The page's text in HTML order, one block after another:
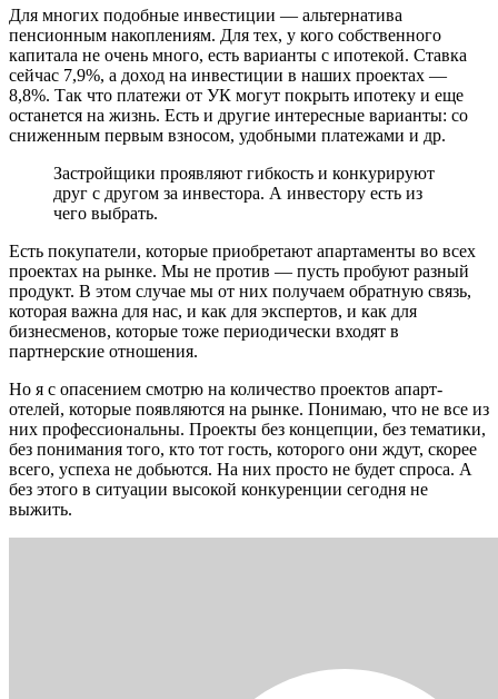
Для многих подобные инвестиции — альтернатива
пенсионным накоплениям. Для тех, у кого собственного
капитала не очень много, есть варианты с ипотекой. Ставка
сейчас 7,9%, а доход на инвестиции в наших проектах —
8,8%. Так что платежи от УК могут покрыть ипотеку и еще
останется на жизнь. Есть и другие интересные варианты: со
сниженным первым взносом, удобными платежами и др.
Застройщики проявляют гибкость и конкурируют
друг с другом за инвестора. А инвестору есть из
чего выбрать.
Есть покупатели, которые приобретают апартаменты во всех
проектах на рынке. Мы не против — пусть пробуют разный
продукт. В этом случае мы от них получаем обратную связь,
которая важна для нас, и как для экспертов, и как для
бизнесменов, которые тоже периодически входят в
партнерские отношения.
Но я с опасением смотрю на количество проектов апарт-
отелей, которые появляются на рынке. Понимаю, что не все из
них профессиональны. Проекты без концепции, без тематики,
без понимания того, кто тот гость, которого они ждут, скорее
всего, успеха не добьются. На них просто не будет спроса. А
без этого в ситуации высокой конкуренции сегодня не
выжить.